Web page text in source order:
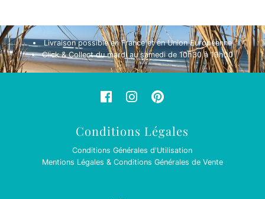
Livraison possible en France et en Union Européenne
Click & Collect du mardi au samedi de 10h30 à 19h00
Conditions Légales
Conditions Générales d'Utilisation
Mentions Légales & Conditions Générales de Vente